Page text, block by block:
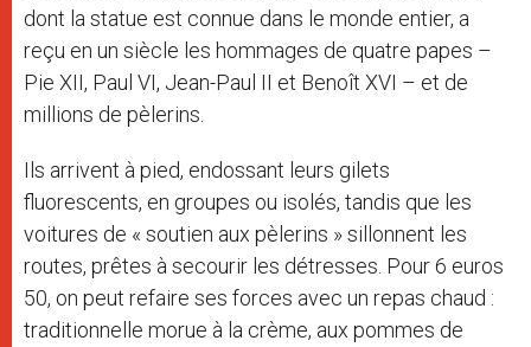
dont la statue est connue dans le monde entier, a
reçu en un siècle les hommages de quatre papes –
Pie XII, Paul VI, Jean-Paul II et Benoît XVI – et de
millions de pèlerins.
Ils arrivent à pied, endossant leurs gilets
fluorescents, en groupes ou isolés, tandis que les
voitures de « soutien aux pèlerins » sillonnent les
routes, prêtes à secourir les détresses. Pour 6 euros
50, on peut refaire ses forces avec un repas chaud :
traditionnelle morue à la crème, aux pommes de